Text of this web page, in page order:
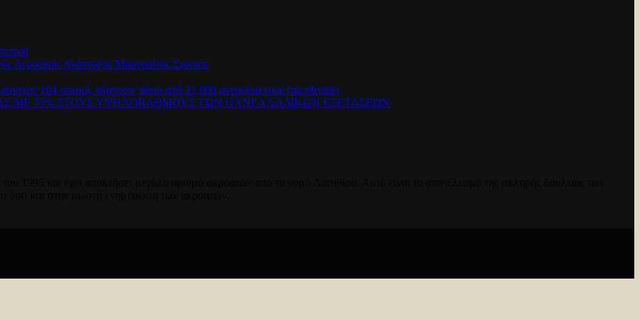
Αγροτικής Ανάπτυξης Μαργαρίτης Σχοινάς
164 νεκροί, ψάχνουν πάνω από 21.000 αγνοούμενους (pics&vids)
ΜΕ 33% ΣΤΟΥΣ ΥΨΗΛΟΒΑΘΜΟΥΣ ΤΩΝ ΠΑΝΕΛΛΑΔΙΚΩΝ ΕΞΕΤΑΣΕΩΝ